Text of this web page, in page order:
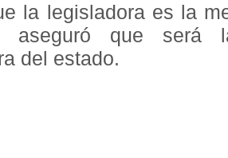
la legisladora es la
aseguró que será
del estado.